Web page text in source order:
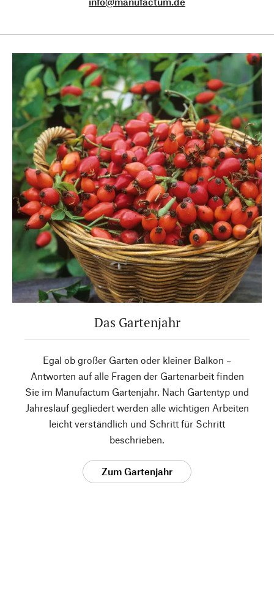
Das Gartenjahr
Egal ob großer Garten oder kleiner Balkon –
Antworten auf alle Fragen der Gartenarbeit finden
Sie im Manufactum Gartenjahr. Nach Gartentyp und
Jahreslauf gegliedert werden alle wichtigen Arbeiten
leicht verständlich und Schritt für Schritt
beschrieben.
Zum Gartenjahr